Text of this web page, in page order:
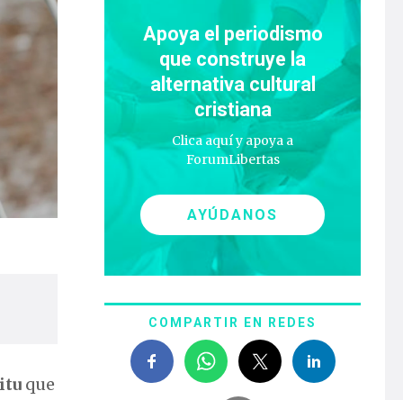
que
Apoya el periodismo
que construye la
alternativa cultural
cristiana
Clica aquí y apoya a
ForumLibertas
AYÚDANOS
COMPARTIR EN REDES